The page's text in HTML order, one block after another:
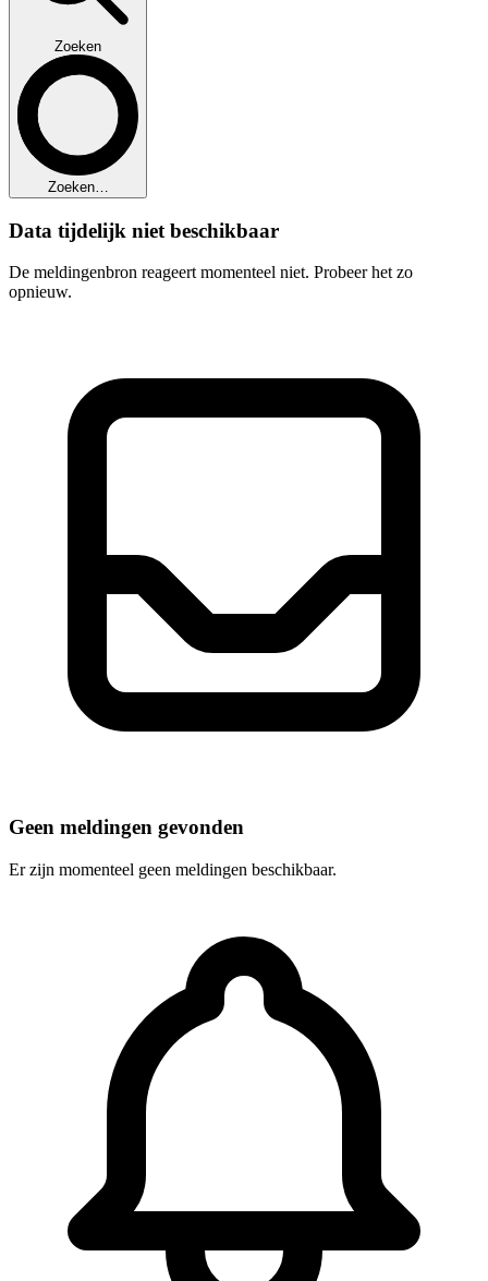
Zoeken
Zoeken…
Data tijdelijk niet beschikbaar
De meldingenbron reageert momenteel niet. Probeer het zo
opnieuw.
Geen meldingen gevonden
Er zijn momenteel geen meldingen beschikbaar.